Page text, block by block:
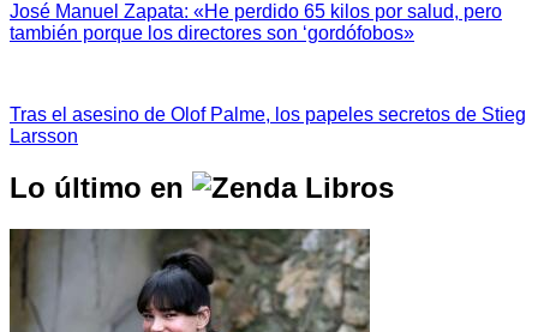
José Manuel Zapata: «He perdido 65 kilos por salud, pero
también porque los directores son ‘gordófobos»
Tras el asesino de Olof Palme, los papeles secretos de Stieg
Larsson
Lo último en